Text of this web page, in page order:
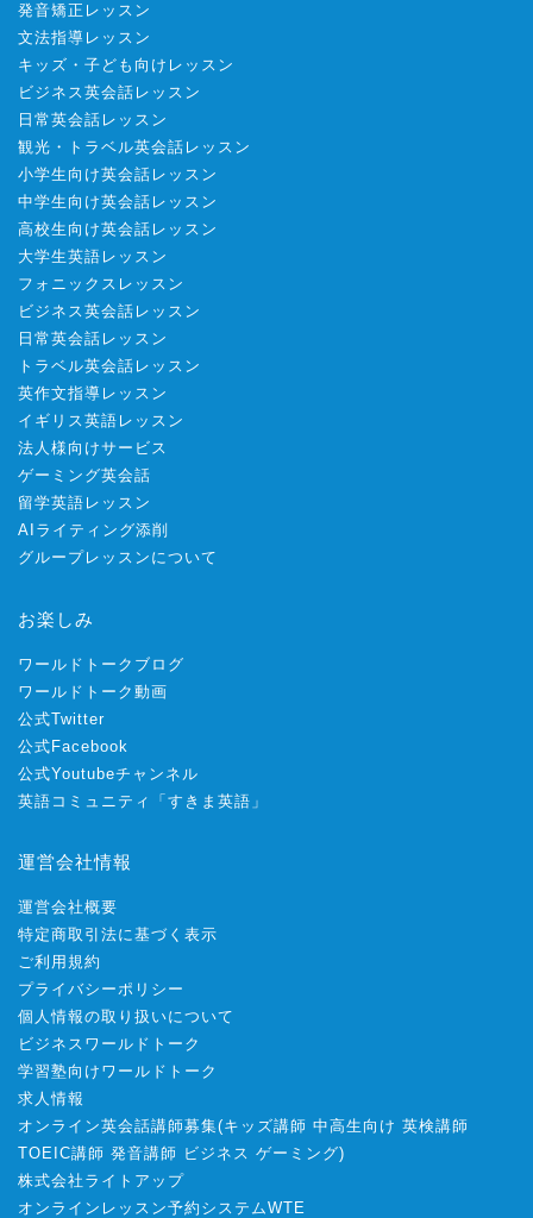
発音矯正レッスン
文法指導レッスン
キッズ・子ども向けレッスン
ビジネス英会話レッスン
日常英会話レッスン
観光・トラベル英会話レッスン
小学生向け英会話レッスン
中学生向け英会話レッスン
高校生向け英会話レッスン
大学生英語レッスン
フォニックスレッスン
ビジネス英会話レッスン
日常英会話レッスン
トラベル英会話レッスン
英作文指導レッスン
イギリス英語レッスン
法人様向けサービス
ゲーミング英会話
留学英語レッスン
AIライティング添削
グループレッスンについて
お楽しみ
ワールドトークブログ
ワールドトーク動画
公式Twitter
公式Facebook
公式Youtubeチャンネル
英語コミュニティ「すきま英語」
運営会社情報
運営会社概要
特定商取引法に基づく表示
ご利用規約
プライバシーポリシー
個人情報の取り扱いについて
ビジネスワールドトーク
学習塾向けワールドトーク
求人情報
オンライン英会話講師募集(キッズ講師 中高生向け 英検講師
TOEIC講師 発音講師 ビジネス ゲーミング)
株式会社ライトアップ
オンラインレッスン予約システムWTE